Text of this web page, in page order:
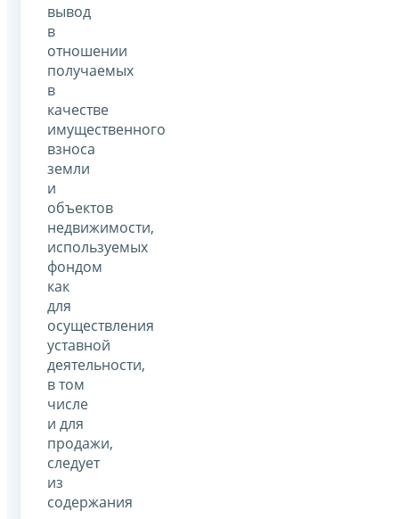
вывод
в
отношении
получаемых
в
качестве
имущественного
взноса
земли
и
объектов
недвижимости,
используемых
фондом
как
для
осуществления
уставной
деятельности,
в том
числе
и для
продажи,
следует
из
содержания